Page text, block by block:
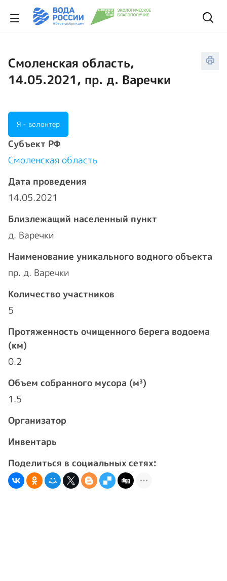
Смоленская область,
14.05.2021, пр. д. Варечки
Я - волонтер
Cубъект РФ
Смоленская область
Дата проведения
14.05.2021
Близлежащий населенный пункт
д. Варечки
Наименование уникального водного объекта
пр. д. Варечки
Количество участников
5
Протяженность очищенного берега водоема
(км)
0.2
Объем собранного мусора (м³)
1.5
Организатор
Инвентарь
Поделиться в социальных сетях: